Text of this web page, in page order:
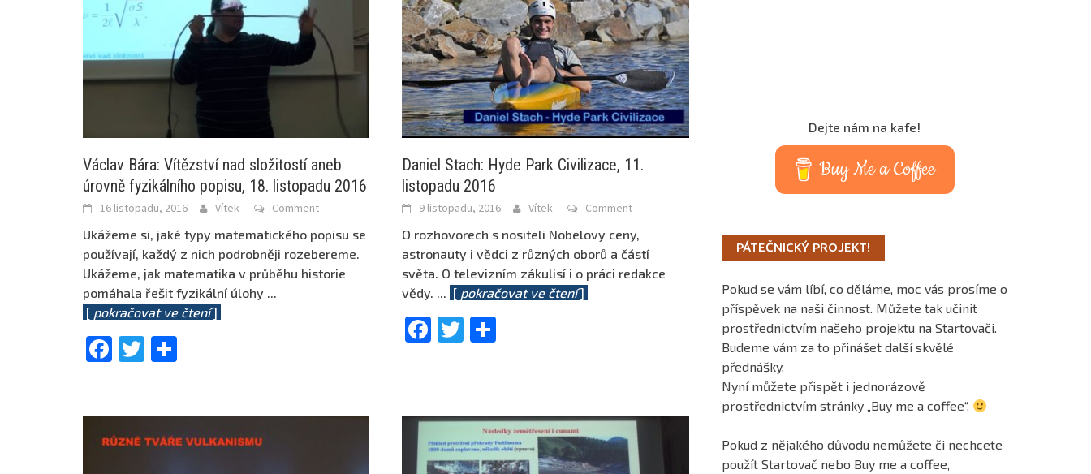
Václav Bára: Vítězství nad složitostí aneb
úrovně fyzikálního popisu, 18. listopadu 2016
16 listopadu, 2016 Vítek Comment
Ukážeme si, jaké typy matematického popisu se
používají, každý z nich podrobněji rozebereme.
Ukážeme, jak matematika v průběhu historie
pomáhala řešit fyzikální úlohy ...
[ pokračovat ve čtení]
Facebook
Twitter
Daniel Stach: Hyde Park Civilizace, 11.
listopadu 2016
9 listopadu, 2016 Vítek Comment
O rozhovorech s nositeli Nobelovy ceny,
astronauty i vědci z různých oborů a částí
světa. O televizním zákulisí i o práci redakce
vědy. ... [ pokračovat ve čtení]
Facebook
Twitter
Dejte nám na kafe!
Buy Me a Coffee
PÁTEČNICKÝ PROJEKT!
Pokud se vám líbí, co děláme, moc vás prosíme o
příspěvek na naši činnost. Můžete tak učinit
prostřednictvím našeho projektu na Startovači.
Budeme vám za to přinášet další skvělé
přednášky.
Nyní můžete přispět i jednorázově
prostřednictvím stránky „Buy me a coffee“.
Pokud z nějakého důvodu nemůžete či nechcete
použít Startovač nebo Buy me a coffee,